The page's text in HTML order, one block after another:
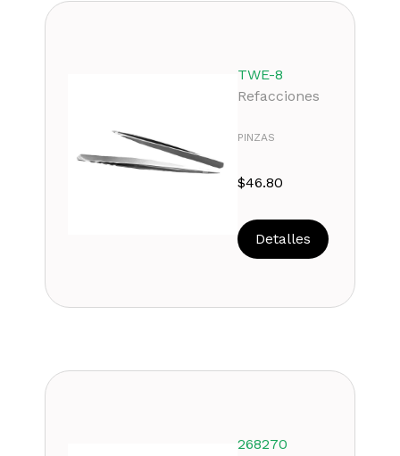
TWE-8
Refacciones
PINZAS
$46.80
Detalles
268270